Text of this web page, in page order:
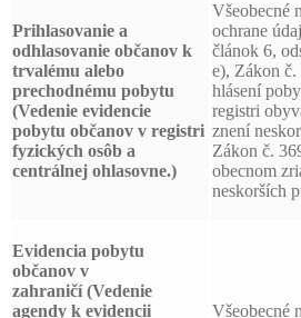
Prihlasovanie a
odhlasovanie občanov k
trvalému alebo
prechodnému pobytu
(Vedenie evidencie
pobytu občanov v registri
fyzických osôb a
centrálnej ohlasovne.)
Všeobecné
ochrane
článok 6,
e), Zákon
hlásení
registri
znení
Zákon č.
obecnom
neskorších
Evidencia pobytu
občanov v
zahraničí(Vedenie
agendy k evidencii
Všeobecné